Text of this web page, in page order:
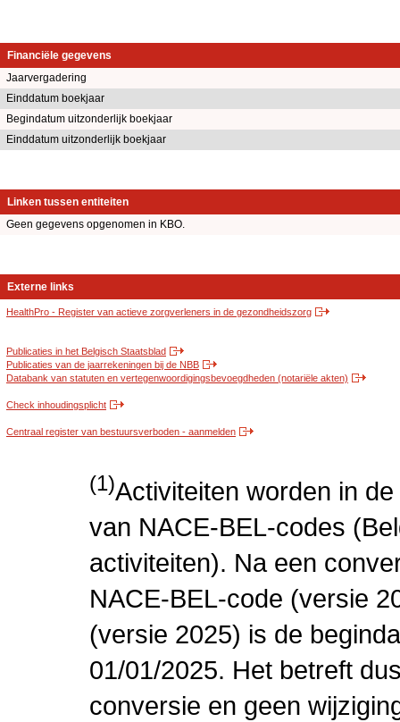
Financiële gegevens
Jaarvergadering
Einddatum boekjaar
Begindatum uitzonderlijk boekjaar
Einddatum uitzonderlijk boekjaar
Linken tussen entiteiten
Geen gegevens opgenomen in KBO.
Externe links
HealthPro - Register van actieve zorgverleners in de gezondheidszorg
Publicaties in het Belgisch Staatsblad
Publicaties van de jaarrekeningen bij de NBB
Databank van statuten en vertegenwoordigingsbevoegdheden (notariële akten)
Check inhoudingsplicht
Centraal register van bestuursverboden - aanmelden
(1)Activiteiten worden in
van NACE-BEL-codes
activiteiten). Na een
NACE-BEL-code (versie
(versie 2025) is de
01/01/2025. Het betreft
conversie en geen